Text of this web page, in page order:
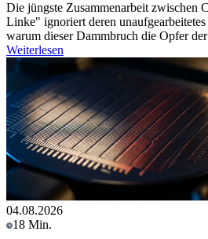
Die jüngste Zusammenarbeit zwischen
Linke" ignoriert deren
warum dieser Dammbruch die Opfer
Weiterlesen
04.08.2026
18 Min.